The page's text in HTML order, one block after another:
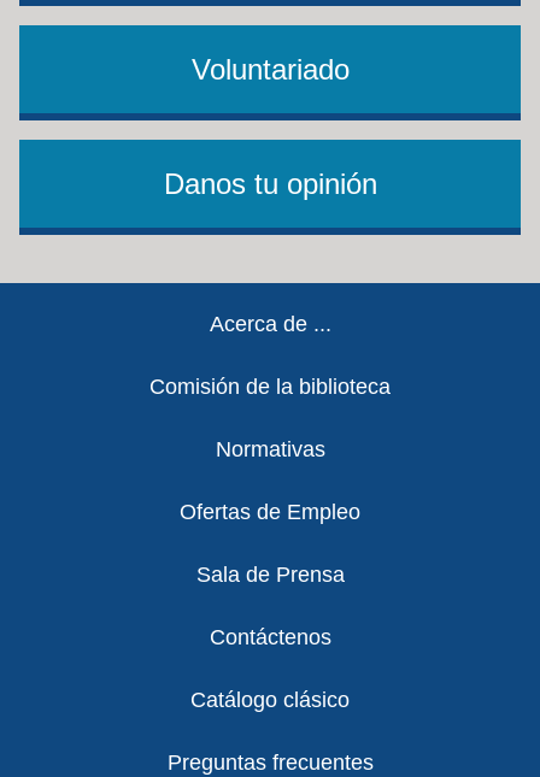
Voluntariado
Danos tu opinión
Acerca de ...
Comisión de la biblioteca
Normativas
Ofertas de Empleo
Sala de Prensa
Contáctenos
Catálogo clásico
Preguntas frecuentes